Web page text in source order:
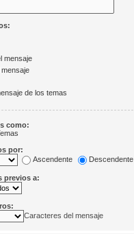
mensaje
de los temas
como:
por:
Ascendente
Descendente
previos a:
Caracteres del mensaje